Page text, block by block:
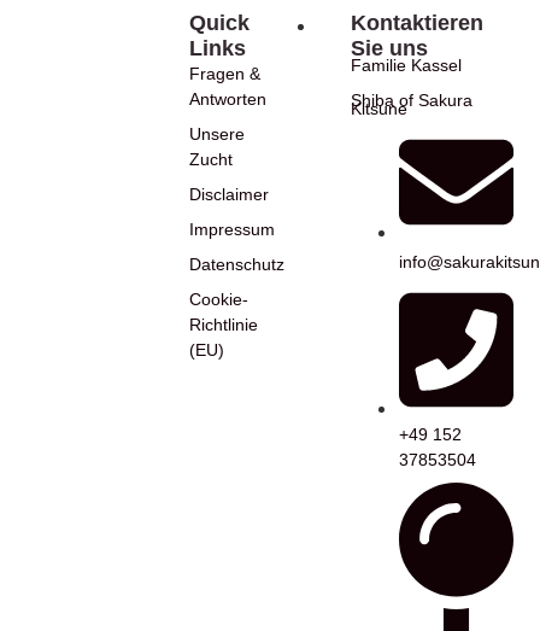
Quick
Links
Fragen &
Antworten
Unsere
Zucht
Disclaimer
Impressum
Datenschutz
Cookie-
Richtlinie
(EU)
Kontaktieren
Sie uns
Familie Kassel
Shiba of Sakura
Kitsune
+49 152
37853504